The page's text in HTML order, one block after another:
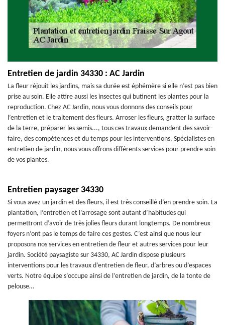
Entretien de jardin 34330 : AC Jardin
La fleur réjouit les jardins, mais sa durée est éphémère si elle n’est pas bien
prise au soin. Elle attire aussi les insectes qui butinent les plantes pour la
reproduction. Chez AC Jardin, nous vous donnons des conseils pour
l’entretien et le traitement des fleurs. Arroser les fleurs, gratter la surface
de la terre, préparer les semis..., tous ces travaux demandent des savoir-
faire, des compétences et du temps pour les interventions. Spécialistes en
entretien de jardin, nous vous offrons différents services pour prendre soin
de vos plantes.
Entretien paysager 34330
Si vous avez un jardin et des fleurs, il est très conseillé d’en prendre soin. La
plantation, l’entretien et l’arrosage sont autant d’habitudes qui
permettront d’avoir de très jolies fleurs durant longtemps. De nombreux
foyers n’ont pas le temps de faire ces gestes. C’est ainsi que nous leur
proposons nos services en entretien de fleur et autres services pour leur
jardin. Société paysagiste sur 34330, AC Jardin dispose plusieurs
interventions pour les travaux d’entretien de fleur, d’arbres ou d’espaces
verts. Notre équipe s’occupe ainsi de l’entretien de jardin, de la tonte de
pelouse…